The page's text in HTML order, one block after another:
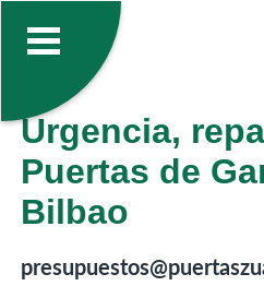
Urgencia,
Puertas de
Bilbao